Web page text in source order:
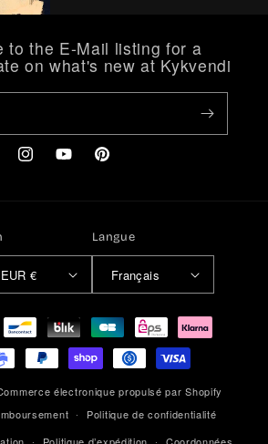
to the E-Mail listing for a
on what's new at Kykvendi
InstagramYouTubePinterest
France | EUR €
Langue
Français
électronique propulsé par Shopify
Politique de confidentialité